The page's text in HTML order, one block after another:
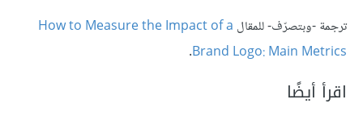
ترجمة -وبتصرّف- للمقال How to Measure the Impact of a
Brand Logo: Main Metrics
.
اقرأ أيضًا